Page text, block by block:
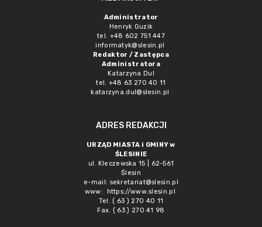
Administrator
Henryk Guzik
tel. +48 602 751 447
informatyk@slesin.pl
Redaktor / Zastępca
Administratora
Katarzyna Dul
tel. +48 63 270 40 11
katarzyna.dul@slesin.pl
ADRES REDAKCJI
URZĄD MIASTA i GMINY w
ŚLESINIE
ul. Kleczewska 15 | 62-561
Ślesin
e-mail: sekretariat@slesin.pl
www:
https://www.slesin.pl
Tel. ( 63 ) 270 40 11
Fax. ( 63 ) 270 41 98